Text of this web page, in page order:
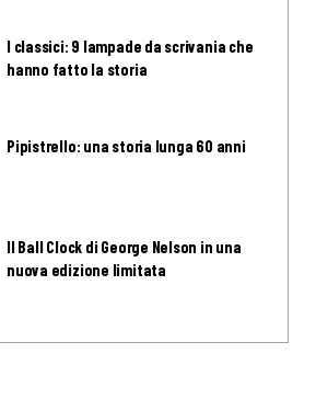
I classici: 9 lampade da scrivania che
hanno fatto la storia
Pipistrello: una storia lunga 60 anni
Il Ball Clock di George Nelson in una
nuova edizione limitata